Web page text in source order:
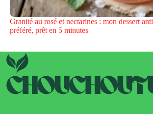
Granité au rosé et nectarines : mon dessert
préféré, prêt en 5 minutes